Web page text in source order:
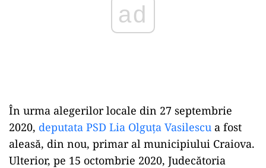
În urma alegerilor locale din 27 septembrie
2020, deputata PSD Lia Olguța Vasilescu a fost
aleasă, din nou, primar al municipiului Craiova.
Ulterior, pe 15 octombrie 2020, Judecătoria